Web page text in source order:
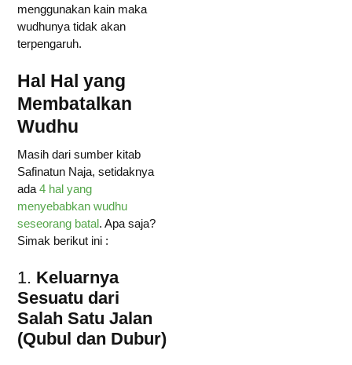
menggunakan kain maka
wudhunya tidak akan
terpengaruh.
Hal Hal yang
Membatalkan
Wudhu
Masih dari sumber kitab
Safinatun Naja, setidaknya
ada4 hal yang
menyebabkan wudhu
seseorang batal. Apa saja?
Simak berikut ini :
1. Keluarnya
Sesuatu dari
Salah Satu Jalan
(Qubul dan Dubur)